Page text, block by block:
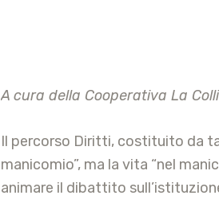
A cura della Cooperativa La
Il percorso Diritti, costituito da
manicomio”, ma la vita “nel
animare il dibattito